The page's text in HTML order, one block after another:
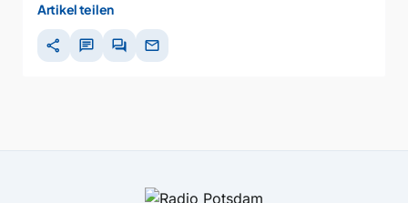
Artikel teilen
share chat forum mail